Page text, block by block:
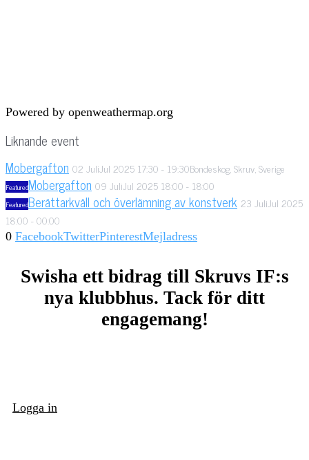
Powered by openweathermap.org
Liknande event
Mobergafton 02 JuliJul 2025 17:30 - 19:30Bondeskog, Skruv, Sverige
FeaturedMobergafton 09 JuliJul 2025 18:00 - 18:00
FeaturedBerättarkväll och överlämning av konstverk 23 JuliJul 2025
18:00 -00:00
0 FacebookTwitterPinterestMejladress
Swisha ett bidrag till Skruvs IF:s
nya klubbhus. Tack för ditt
engagemang!
Logga in